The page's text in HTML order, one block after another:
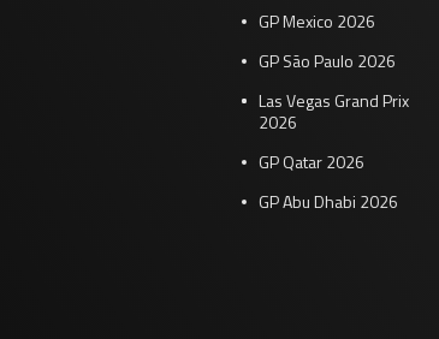
GP Mexico 2026
GP São Paulo 2026
Las Vegas Grand Prix
2026
GP Qatar 2026
GP Abu Dhabi 2026